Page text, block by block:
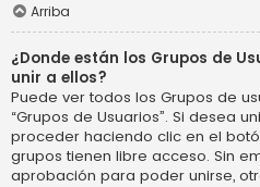
Arriba
¿Donde están los Grupos de
unir a ellos?
Puede ver todos los Grupos de
“Grupos de Usuarios”. Si desea
proceder haciendo clic en el
grupos tienen libre acceso. Sin
aprobación para poder unirse,